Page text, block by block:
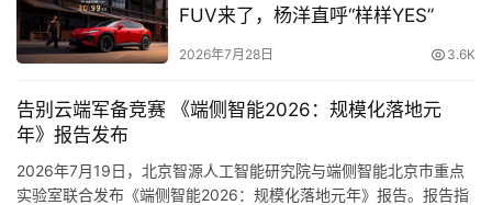
直
播
专
栏
“赛事直播+网红带货+短视频大赛”，快手体育深度赋能垂
钓产业
在为期三天的比赛中，快手全程通过官方账号“佳钓尼燕语
湖百万大赛”（快手昵称：佳钓尼）进行直播，主持人在直
播中的专业解说不仅为快手老铁们带来大量垂钓知识科普，
更增加了垂钓这一偏静态体育赛事的观赏性、趣味性及互动
FUV来了，杨洋直呼“样样YES”
2026年7月28日 3.6K
告别云端军备竞赛 《端侧智能2026：规模化落地元
年》报告发布
2026年7月19日，北京智源人工智能研究院与端侧智能北京市重点
实验室联合发布《端侧智能2026：规模化落地元年》报告。报告指